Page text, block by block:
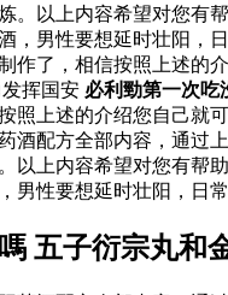
。以上内容希望对您有
，男性要想延时壮阳，
作了，相信按照上述的
挥国安 必利勁第一次吃
照上述的介绍您自己就
酒配方全部内容，通
以上内容希望对您有帮
男性要想延时壮阳，日
五子衍宗丸和